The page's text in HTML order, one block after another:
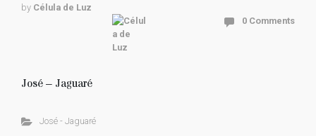
by Célula de Luz
0 Comments
José – Jaguaré
José - Jaguaré